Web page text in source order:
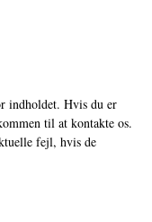
indholdet. Hvis du er
til at kontakte os.
fejl, hvis de